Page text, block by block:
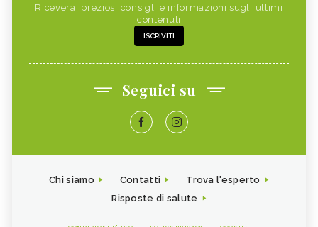
Riceverai preziosi consigli e informazioni sugli ultimi
contenuti
ISCRIVITI
Seguici su
Chi siamo Contatti
Trova l'esperto
Risposte di salute